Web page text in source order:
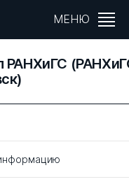
МЕНЮ
РАНХиГС